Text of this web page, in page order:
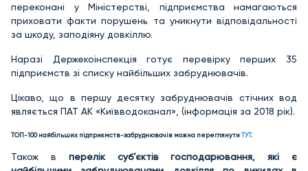
переконані у Міністерстві, підприємства намагаються
приховати факти порушень та уникнути відповідальності
за шкоду, заподіяну довкіллю.
Наразі Держекоінспекція готує перевірку перших 35
підприємств зі списку найбільших забруднювачів.
Цікаво, що в першу десятку забруднювачів стічних вод
являється ПАТ АК «Київводоканал», (інформація за 2018 рік).
ТОП-100 найбільших підприємств-забруднювачів можна переглянутиТУТ.
Також в перелік суб’єктів господарювання, які є